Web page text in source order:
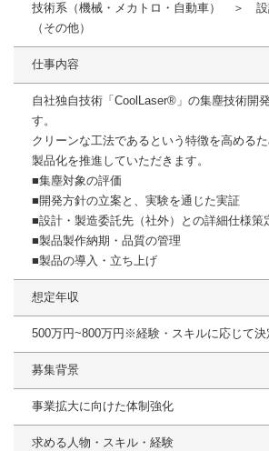
技術系（機械・メカトロ・自動車） ＞ 設
（その他）
仕事内容
自社独自技術「CoolLaser®」の集塵技術開
す。
クリーンな工法であるという特徴を高める
製品化を推進していただきます。
■集塵対象の評価
■開発方針の立案と、実験を通じた実証
■設計・製造委託先（社外）との詳細仕様策
■製品製作納期・品質の管理
■製品の導入・立ち上げ
想定年収
500万円~800万円※経験・スキルに応じて
募集背景
事業拡大に向けた体制強化
求める人物・スキル・経験